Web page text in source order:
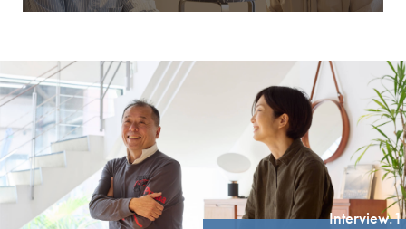
Interview.1